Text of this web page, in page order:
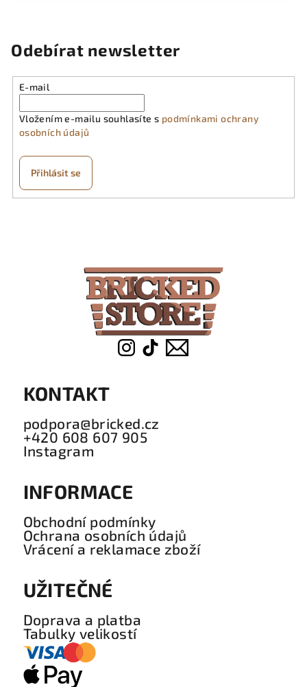
Odebírat newsletter
E-mail
Vložením e-mailu souhlasíte s podmínkami ochrany
osobních údajů
Přihlásit se
KONTAKT
podpora@bricked.cz
+420 608 607 905
Instagram
INFORMACE
Obchodní podmínky
Ochrana osobních údajů
Vrácení a reklamace zboží
UŽITEČNÉ
Doprava a platba
Tabulky velikostí